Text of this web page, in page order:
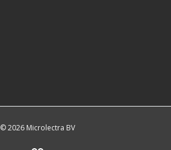
© 2026 Microlectra BV